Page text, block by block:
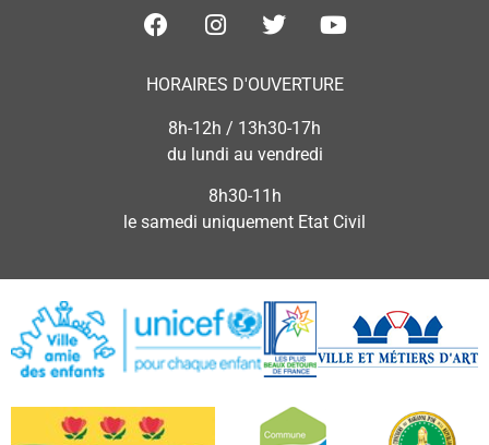
HORAIRES D'OUVERTURE
8h-12h / 13h30-17h
du lundi au vendredi
8h30-11h
le samedi uniquement Etat Civil